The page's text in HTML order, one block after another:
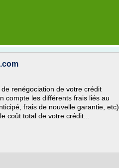
renégociation de votre crédit
compte les différents frais liés au
frais de nouvelle garantie, etc)
coût total de votre crédit...